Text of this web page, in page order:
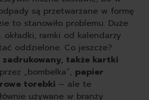
są przetwarzane w formę
to stanowiło problemu. Duże
okładki, ramki od kalendarzy
oddzielone. Co jeszcze?
także kartki
przez „bombelka”, papier
torebki – ale te
używane w branży